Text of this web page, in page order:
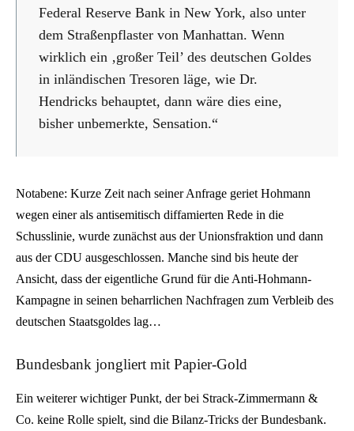
Federal Reserve Bank in New York, also unter
dem Straßenpflaster von Manhattan. Wenn
wirklich ein ‚großer Teil’ des deutschen Goldes
in inländischen Tresoren läge, wie Dr.
Hendricks behauptet, dann wäre dies eine,
bisher unbemerkte, Sensation.“
Notabene: Kurze Zeit nach seiner Anfrage geriet Hohmann
wegen einer als antisemitisch diffamierten Rede in die
Schusslinie, wurde zunächst aus der Unionsfraktion und dann
aus der CDU ausgeschlossen. Manche sind bis heute der
Ansicht, dass der eigentliche Grund für die Anti-Hohmann-
Kampagne in seinen beharrlichen Nachfragen zum Verbleib des
deutschen Staatsgoldes lag…
Bundesbank jongliert mit Papier-Gold
Ein weiterer wichtiger Punkt, der bei Strack-Zimmermann &
Co. keine Rolle spielt, sind die Bilanz-Tricks der Bundesbank.